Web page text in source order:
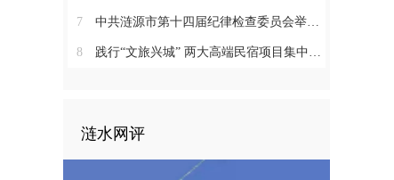
7 中共涟源市第十四届纪律检查委员会举行第一次全体会议
8 践行“文旅兴城” 两大高端民宿项目集中签约开工 全力打造“湖湘地区文旅康养名城”
涟水网评